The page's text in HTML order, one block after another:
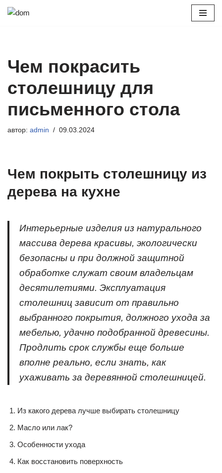
Чем покрасить
столешницу для
письменного стола
автор: admin 09.03.2024
Чем покрыть столешницу из
дерева на кухне
Интерьерные изделия из натурального
массива дерева красивы, экологически
безопасны и при должной защитной
обработке служат своим владельцам
десятилетиями. Эксплуатация
столешниц зависит от правильно
выбранного покрытия, должного ухода за
мебелью, удачно подобранной древесины.
Продлить срок службы еще больше
вполне реально, если знать, как
ухаживать за деревянной столешницей.
Из какого дерева лучше выбирать столешницу
Масло или лак?
Особенности ухода
Как восстановить поверхность